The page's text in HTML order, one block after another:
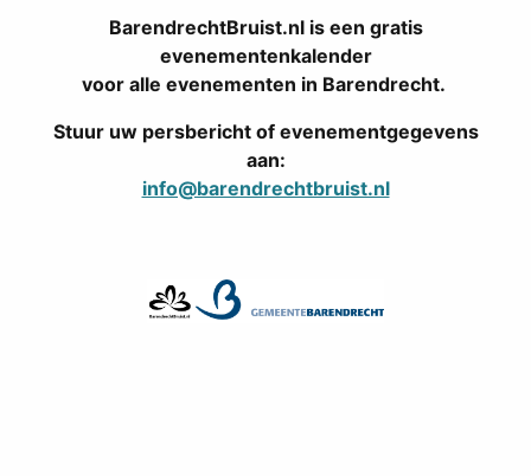
BarendrechtBruist.nl is een gratis
evenementenkalender
voor alle evenementen in Barendrecht.
Stuur uw persbericht of evenementgegevens
aan:
info@barendrechtbruist.nl